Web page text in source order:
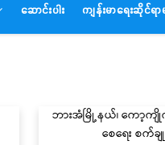
ဆောင်းပါး ကျန်းမာရေးဆိုင်ရာမ
ဘားအံမြို့နယ်၊ ကော့ကျိုက်
စေရေး စက်